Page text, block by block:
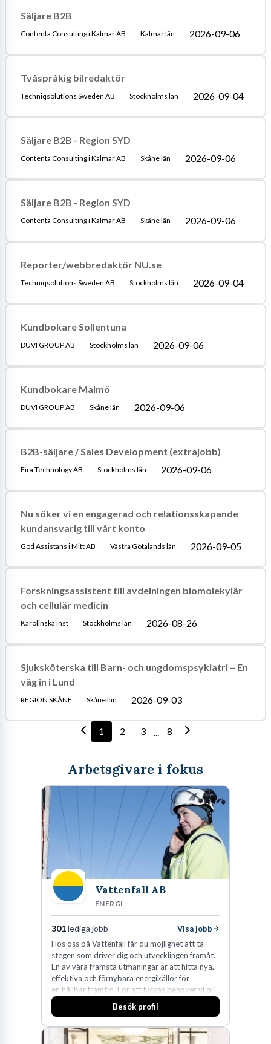
Säljare B2B
Contenta Consulting i Kalmar AB Kalmar län 2026-09-06
Tvåspråkig bilredaktör
Techniqsolutions Sweden AB Stockholms län 2026-09-04
Säljare B2B - Region SYD
Contenta Consulting i Kalmar AB Skåne län 2026-09-06
Säljare B2B - Region SYD
Contenta Consulting i Kalmar AB Skåne län 2026-09-06
Reporter/webbredaktör NU.se
Techniqsolutions Sweden AB Stockholms län 2026-09-04
Kundbokare Sollentuna
DUVI GROUP AB Stockholms län 2026-09-06
Kundbokare Malmö
DUVI GROUP AB Skåne län 2026-09-06
B2B-säljare / Sales Development (extrajobb)
Eira Technology AB Stockholms län 2026-09-06
Nu söker vi en engagerad och relationsskapande
kundansvarig till vårt konto
God Assistans i Mitt AB Västra Götalands län 2026-09-05
Forskningsassistent till avdelningen biomolekylär
och cellulär medicin
Karolinska Inst Stockholms län 2026-08-26
Sjuksköterska till Barn- och ungdomspsykiatri – En
väg in i Lund
REGION SKÅNE Skåne län 2026-09-03
1 2 3 ... 8
Arbetsgivare i fokus
Vattenfall AB
ENERGI
301lediga jobb
Visa jobb
Hos oss på Vattenfall får du möjlighet att ta
stegen som driver dig och utvecklingen framåt.
En av våra främsta utmaningar är att hitta nya,
effektiva och förnybara energikällor för
en hållbar framtid. För att lyckas behöver vi bli
fler medarbetare som vill göra skillnad.
Besök profil